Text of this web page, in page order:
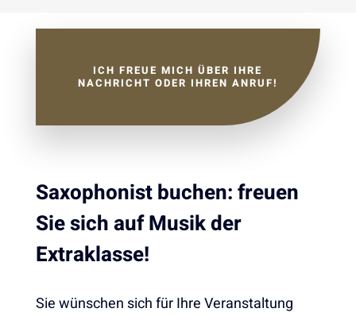
ICH FREUE MICH ÜBER IHRE
NACHRICHT ODER IHREN ANRUF!
Saxophonist buchen: freuen
Sie sich auf Musik der
Extraklasse!
Sie wünschen sich für Ihre Veranstaltung